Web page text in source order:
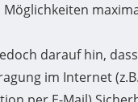
darauf hin,
im Internet